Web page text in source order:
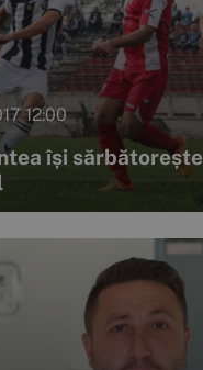
12:00
își sărbătorește